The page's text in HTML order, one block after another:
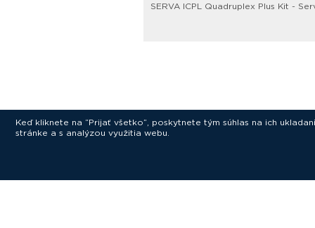
SERVA ICPL Quadruplex Plus Kit -
Keď kliknete na “Prijať všetko”, poskytnete tým súhlas na ich
stránke a s analýzou využitia webu.